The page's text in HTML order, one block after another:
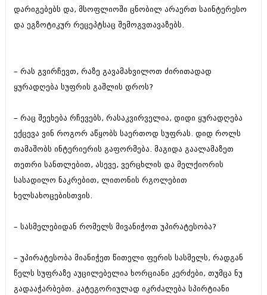
მედიცინა
ბელადები
ბიზნესსიახლეები
გვარები
თემიდას სასწორი
კალეიდოსკოპი
ჰოროსკოპი და შეუცნობელი
კრიმინალი
კულინარია
ავტორჩევები
ბიზნესსიახლეები
თემიდას სასწორი
იუმორი
კალეიდოსკოპი
ჰოროსკოპი და შეუცნობელი
სახალისო ამბები
შოუბიზნესი
დარიგებებს და, მსოფლიოში ცნობილ არაერთ საინტერესო
და ეგზოტიკურ რეცეპტსაც შემოგვთავაზებს.
– რას გვირჩევთ, რაზე გავამახვილოთ ძირითადად
ყურადღება სუფრის გაშლის დროს?
– რაც შეეხება რჩევებს, რასაკვირველია, დიდი ყურადღება
ექცევა ვინ როგორ აწყობს საერთოდ სუფრას. დიდ როლს
თამაშობს ინტერიერის გაფორმება. მაგიდა გაალამაზეთ
თეთრი სანთლებით, ასევე, ვერცხლის და მელქიორის
სასადილო ნაკრებით, ლითონის რგოლებით
ხელსახოცებისთვის.
– სასმელებიდან რომელს მივანიჭოთ უპირატესობა?
– უპირატესობა მიანიჭეთ წითელი ფერის სასმელს, რადგან
წელს სუფრაზე აუცილებელია ხორციანი კერძები, თუმცა ნუ
გადააჭარბებთ. კატეგორიულად იკრძალება სპირტიანი